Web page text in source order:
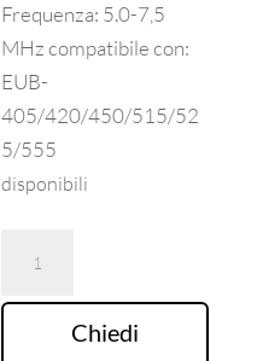
Frequenza: 5.0-7,5
MHz compatibile con:
EUB-
405/420/450/515/52
5/555
disponibili
Hitachi
Mod.EUP-Chiedi